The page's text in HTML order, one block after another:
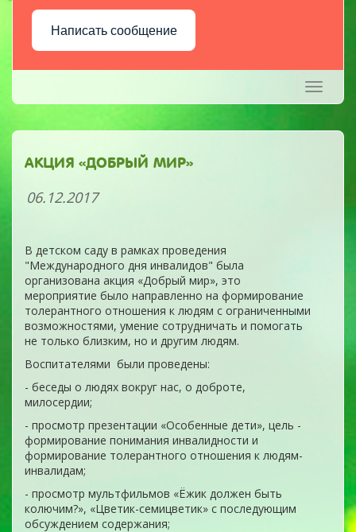
Написать сообщение
Toggle
АКЦИЯ «ДОБРЫЙ МИР»
06.12.2017
В детском саду в рамках проведения
"Международного дня инвалидов" была
организована акция «Добрый мир», это
мероприятие было направленно на формирование
толерантного отношения к людям с ограниченными
возможностями, умение сотрудничать и помогать
не только близким, но и другим людям.
Воспитателями были проведены:
- беседы о людях вокруг нас, о доброте,
милосердии;
- просмотр презентации «Особенные дети», цель -
формирование понимания инвалидности и
формирование толерантного отношения к людям-
инвалидам;
- просмотр мультфильмов «Ёжик должен быть
колючим?», «Цветик-семицветик» с последующим
обсуждением содержания;